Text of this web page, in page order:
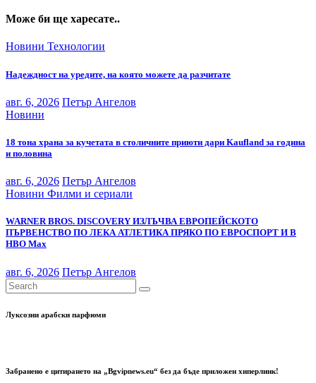
Може би ще харесате..
Новини Технологии
Надеждност на уредите, на която можете да разчитате
авг. 6, 2026 Петър Ангелов
Новини
18 тона храна за кучетата в столичните приюти дари Kaufland за година
и половина
авг. 6, 2026 Петър Ангелов
Новини Филми и сериали
WARNER BROS. DISCOVERY ИЗЛЪЧВА ЕВРОПЕЙСКОТО
ПЪРВЕНСТВО ПО ЛЕКА АТЛЕТИКА ПРЯКО ПО ЕВРОСПОРТ И В
НВО Мах
авг. 6, 2026 Петър Ангелов
Луксозни арабски парфюми
Забранено е цитирането на „Bgvipnews.eu“ без да бъде приложен хиперлинк!